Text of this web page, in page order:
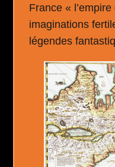
France «
imaginations
légendes